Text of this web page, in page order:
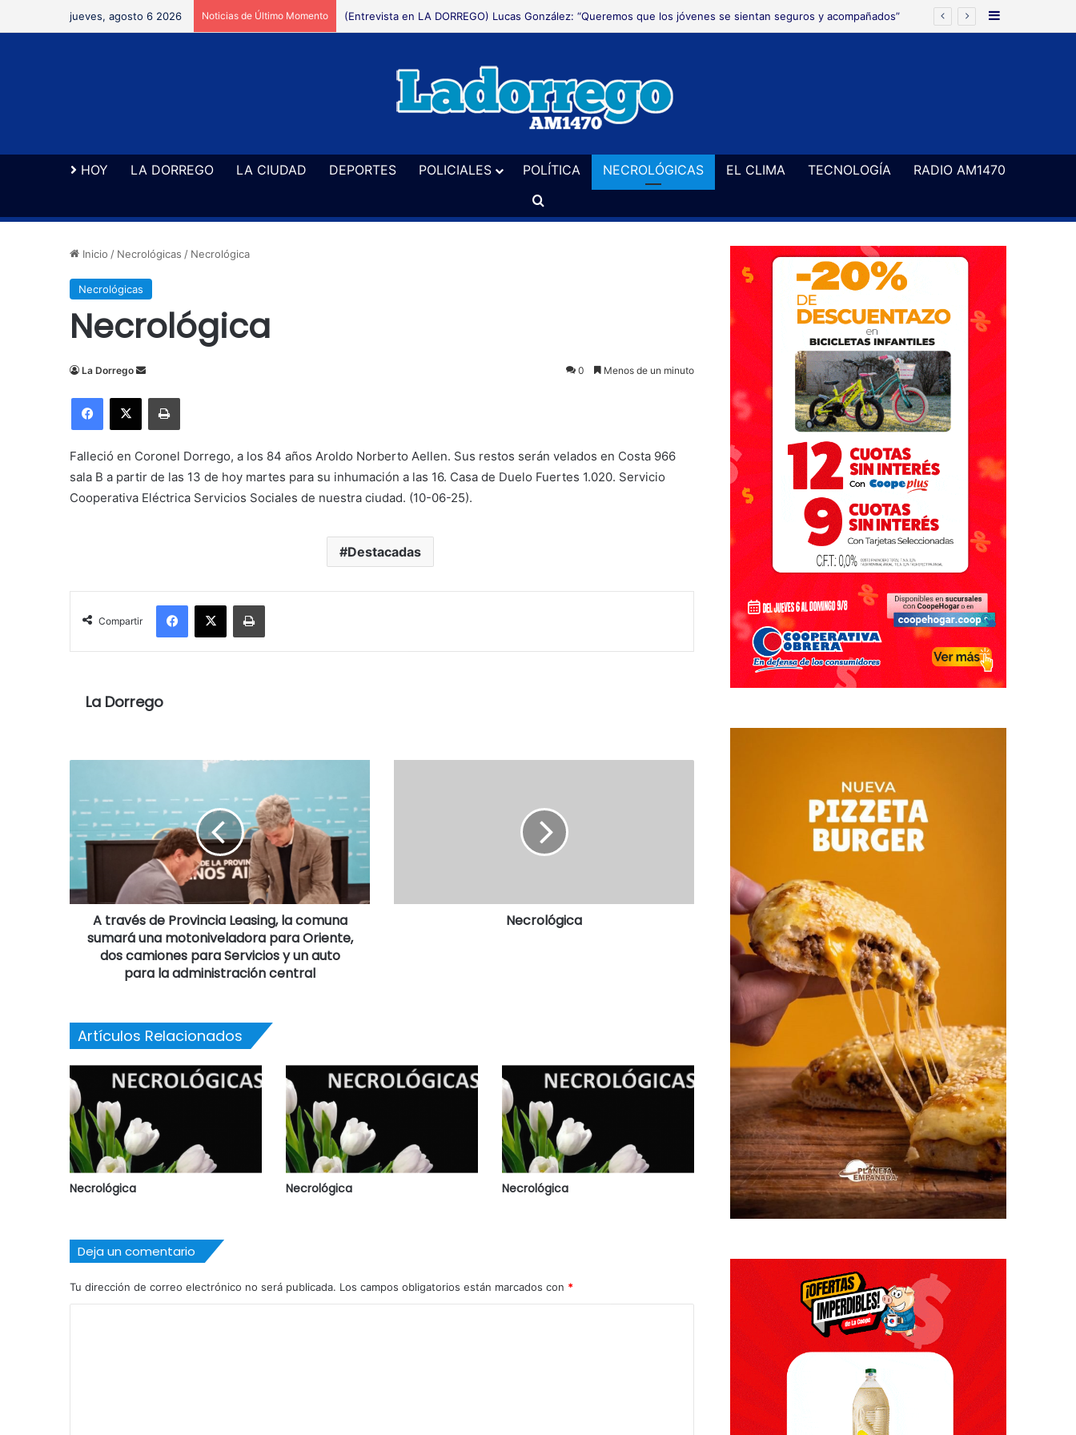
jueves, agosto 6 2026 Noticias de Último Momento La Liga de Fútbol analiza crear una comisión de canchas para inspeccionar los campos de juego Barra Lateral
HOY LA DORREGO LA CIUDAD DEPORTES POLICIALES POLÍTICA NECROLÓGICAS EL CLIMA TECNOLOGÍA
RADIO AM1470
Buscar
Inicio / Necrológicas / Necrológica
Necrológicas
Necrológica
La Dorrego
Send
email
0 Menos de un minuto
Facebook
X Imprimir
Falleció en Coronel Dorrego, a los 84 años Aroldo Norberto Aellen. Sus restos serán velados en Costa 966
sala B a partir de las 13 de hoy martes para su inhumación a las 16. Casa de Duelo Fuertes 1.020. Servicio
Cooperativa Eléctrica Servicios Sociales de nuestra ciudad. (10-06-25).
Destacadas
Compartir
Facebook
X Imprimir
La Dorrego
A través de Provincia Leasing, la comuna
sumará una motoniveladora para Oriente,
dos camiones para Servicios y un auto
para la administración central
Necrológica
Artículos Relacionados
Necrológica Necrológica Necrológica
Deja un comentario
Tu dirección de correo electrónico no será publicada. Los campos obligatorios están marcados con *